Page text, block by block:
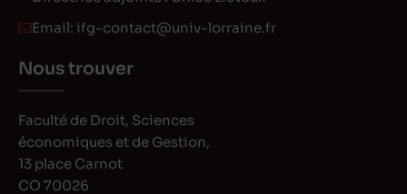
Email: ifg-contact@univ-lorraine.fr
Nous trouver
Faculté de Droit, Sciences
économiques et de Gestion,
13 place Carnot
CO 70026